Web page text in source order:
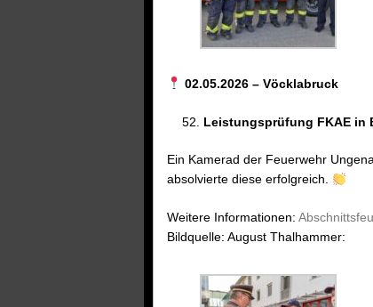
02.05.2026 – Vöcklabruck
Leistungsprüfung FKAE in
Ein Kamerad der Feuerwehr
absolvierte diese erfolgreich.
Weitere Informationen:
Bildquelle: August Thalhammer: